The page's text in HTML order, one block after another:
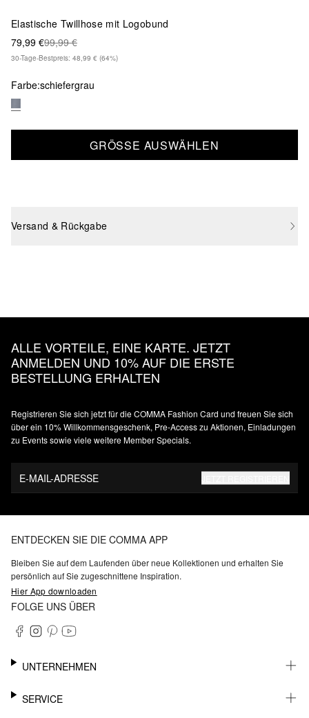
Elastische Twillhose mit Logobund
79,99 €99,99 €
30-Tage-Bestpreis: 48,99 € (64%)
Farbe:schiefergrau
GRÖSSE AUSWÄHLEN
Versand & Rückgabe
ALLE VORTEILE, EINE KARTE. JETZT
ANMELDEN UND 10% AUF DIE ERSTE
BESTELLUNG ERHALTEN
Registrieren Sie sich jetzt für die COMMA Fashion Card und freuen Sie sich
über ein 10% Willkommensgeschenk, Pre-Access zu Aktionen, Einladungen
zu Events sowie viele weitere Member Specials.
E-MAIL-ADRESSE
ENTDECKEN SIE DIE COMMA APP
Bleiben Sie auf dem Laufenden über neue Kollektionen und erhalten Sie
persönlich auf Sie zugeschnittene Inspiration.
Hier App downloaden
FOLGE UNS ÜBER
UNTERNEHMEN
KARRIERE
SERVICE